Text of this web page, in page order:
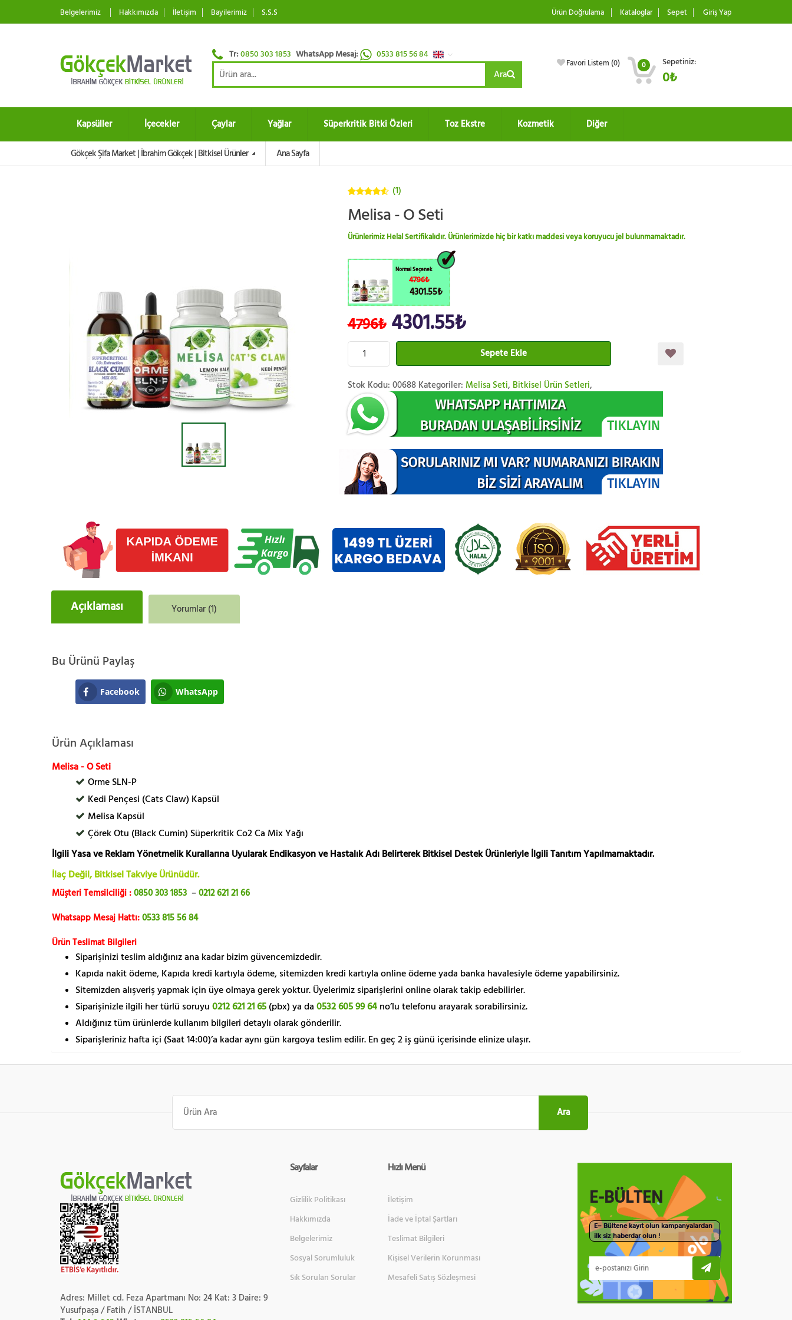
Belgelerimiz Hakkımızda İletişim Bayilerimiz S.S.S Ürün Doğrulama Kataloglar Sepet Giriş Yap
Tr:0850 303 1853 WhatsApp Mesaj: 0533 815 56 84
Ara
Favori Listem (0) 0 Sepetiniz:
0₺
Kapsüller İçecekler Çaylar Yağlar Süperkritik Bitki Özleri Toz Ekstre Kozmetik Diğer
Gökçek Şifa Market | İbrahim Gökçek | Bitkisel Ürünler Ana Sayfa
üzerinden
(1)
Melisa - O Seti
Ürünlerimiz Helal Sertifikalıdır. Ürünlerimizde hiç bir katkı maddesi veya koruyucu jel bulunmamaktadır.
Normal Seçenek
4796₺
4301.55₺
4796₺4301.55₺
Sepete Ekle
Stok Kodu: 00688 Kategoriler: Melisa Seti, Bitkisel Ürün Setleri,
Açıklaması Yorumlar (1)
Bu Ürünü Paylaş
Facebook WhatsApp
Ürün Açıklaması
Melisa - O Seti
Orme SLN-P
Kedi Pençesi (Cats Claw) Kapsül
Melisa Kapsül
Çörek Otu (Black Cumin) Süperkritik Co2 Ca Mix Yağı
İlgili Yasa ve Reklam Yönetmelik Kurallarına Uyularak Endikasyon ve Hastalık Adı Belirterek Bitkisel Destek Ürünleriyle İlgili Tanıtım Yapılmamaktadır.
İlaç Değil, Bitkisel Takviye Ürünüdür.
Müşteri Temsilciliği :0850 303 1853 –0212 621 21 66
Whatsapp Mesaj Hattı:0533 815 56 84
Ürün Teslimat Bilgileri
Siparişinizi teslim aldığınız ana kadar bizim güvencemizdedir.
Kapıda nakit ödeme, Kapıda kredi kartıyla ödeme, sitemizden kredi kartıyla online ödeme yada banka havalesiyle ödeme yapabilirsiniz.
Sitemizden alışveriş yapmak için üye olmaya gerek yoktur. Üyelerimiz siparişlerini online olarak takip edebilirler.
Siparişinizle ilgili her türlü soruyu 0212 621 21 65 (pbx) ya da 0532 605 99 64 no’lu telefonu arayarak sorabilirsiniz.
Aldığınız tüm ürünlerde kullanım bilgileri detaylı olarak gönderilir.
Siparişleriniz hafta içi (Saat 14:00)’a kadar aynı gün kargoya teslim edilir. En geç 2 iş günü içerisinde elinize ulaşır.
Ara:
Ara
Adres: Millet cd. Feza Apartmanı No: 24 Kat: 3 Daire: 9
Yusufpaşa / Fatih / İSTANBUL
Sayfalar
Gizlilik Politikası
Hakkımızda
Belgelerimiz
Sosyal Sorumluluk
Sık Sorulan Sorular
Hızlı Menü
İletişim
İade ve İptal Şartları
Teslimat Bilgileri
Kişisel Verilerin Korunması
Mesafeli Satış Sözleşmesi
E-BÜLTEN
E– Bültene kayıt olun kampanyalardan
ilk siz haberdar olun !